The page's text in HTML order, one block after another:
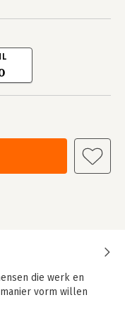
die werk en
vorm willen